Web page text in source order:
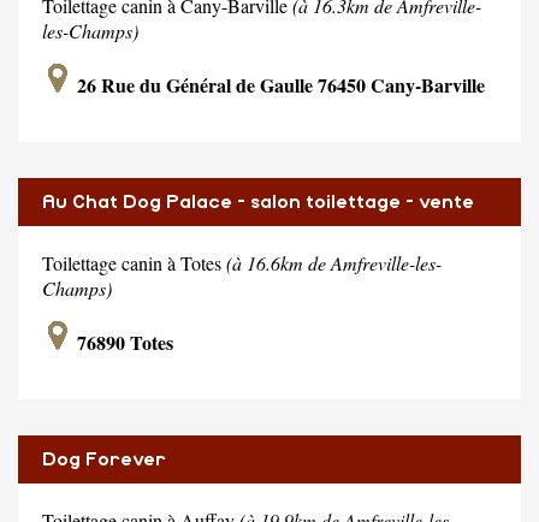
Toilettage canin à Cany-Barville(à 16.3km de Amfreville-
les-Champs)
26 Rue du Général de Gaulle 76450 Cany-Barville
Au Chat Dog Palace - salon toilettage - vente
Toilettage canin à Totes(à 16.6km de Amfreville-les-
Champs)
76890 Totes
Dog Forever